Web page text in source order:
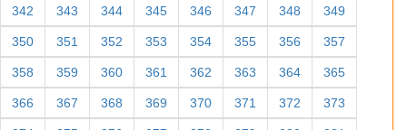
342 343 344 345 346 347 348 349
350 351 352 353 354 355 356 357
358 359 360 361 362 363 364 365
366 367 368 369 370 371 372 373